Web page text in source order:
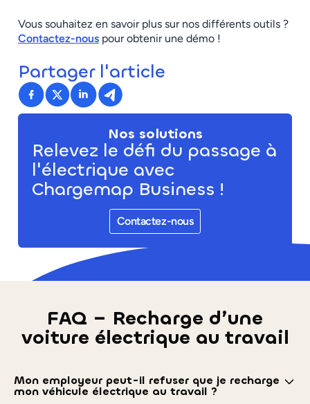
Partager l'article
Nos solutions
Relevez le défi du passage à
l'électrique avec
Chargemap Business !
Contactez-nous
Vous souhaitez en savoir plus sur nos différents outils ?
Contactez-nous pour obtenir une démo !
FAQ – Recharge d’une
voiture électrique au travail
Mon employeur peut-il refuser que je recharge
mon véhicule électrique au travail ?